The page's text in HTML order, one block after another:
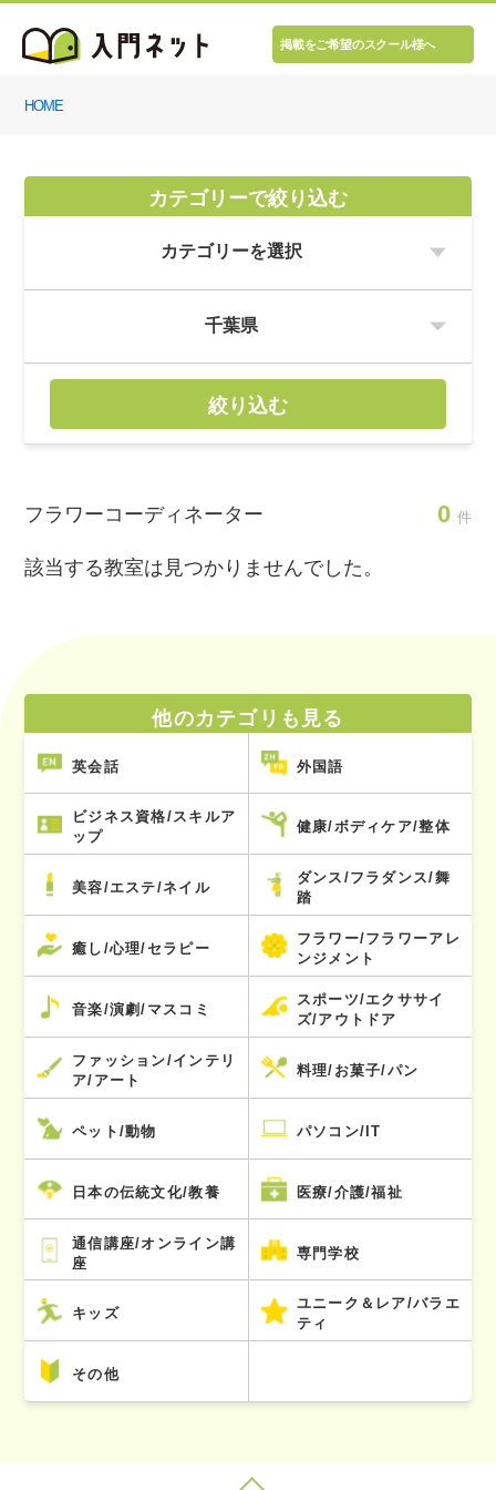
掲載をご希望のスクール様へ
HOME
カテゴリーで絞り込む
絞り込む
フラワーコーディネーター 0 件
該当する教室は見つかりませんでした。
他のカテゴリも見る
英会話 外国語
ビジネス資格/スキルア
ップ
健康/ボディケア/整体
美容/エステ/ネイル
ダンス/フラダンス/舞
踏
癒し/心理/セラピー
フラワー/フラワーアレ
ンジメント
音楽/演劇/マスコミ
スポーツ/エクササイ
ズ/アウトドア
ファッション/インテリ
ア/アート
料理/お菓子/パン
ペット/動物 パソコン/IT
日本の伝統文化/教養 医療/介護/福祉
通信講座/オンライン講
座
専門学校
キッズ
ユニーク＆レア/バラエ
ティ
その他